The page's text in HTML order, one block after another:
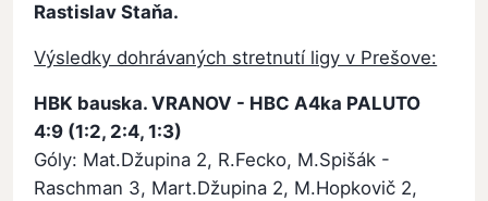
Rastislav Staňa.
Výsledky dohrávaných stretnutí ligy v Prešove:
HBK bauska. VRANOV - HBC A4ka PALUTO
4:9 (1:2, 2:4, 1:3)
Góly: Mat.Džupina 2, R.Fecko, M.Spišák -
Raschman 3, Mart.Džupina 2, M.Hopkovič 2,